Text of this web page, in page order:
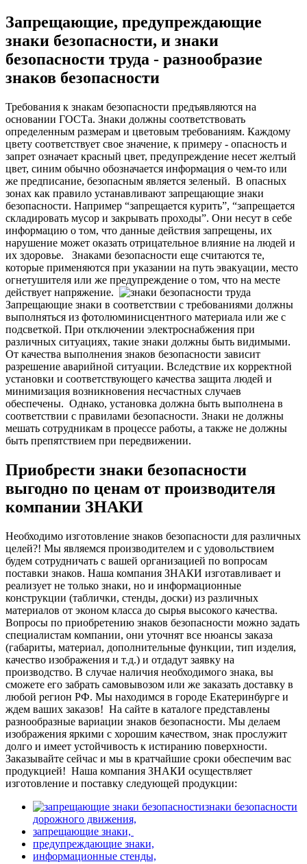
Запрещающие, предупреждающие
знаки безопасности, и знаки
безопасности труда - разнообразие
знаков безопасности
Требования к знакам безопасности предъявляются на
основании ГОСТа. Знаки должны соответствовать
определенным размерам и цветовым требованиям. Каждому
цвету соответствует свое значение, к примеру - опасность и
запрет означает красный цвет, предупреждение несет желтый
цвет, синим обычно обозначается информация о чем-то или
же предписание, безопасным является зеленый. В опасных
зонах как правило устанавливают запрещающие знаки
безопасности. Например “запрещается курить”, “запрещается
складировать мусор и закрывать проходы”. Они несут в себе
информацию о том, что данные действия запрещены, их
нарушение может оказать отрицательное влияние на людей и
их здоровье.
Знаками безопасности еще считаются те,
которые применяются при указании на путь эвакуации, место
огнетушителя или же предупреждение о том, что на месте
действует напряжение.
Запрещающие знаки в соответствии с требованиями должны
выполняться из фотолюминисцентного материала или же с
подсветкой. При отключении электроснабжения при
различных ситуациях, такие знаки должны быть видимыми.
От качества выполнения знаков безопасности зависит
разрешение аварийной ситуации. Вследствие их корректной
установки и соответствующего качества защита людей и
минимизация возникновения несчастных случаев
обеспечены. Однако, установка должна быть выполнена в
соответствии с правилами безопасности. Знаки не должны
мешать сотрудникам в процессе работы, а также не должны
быть препятствием при передвижении.
Приобрести знаки безопасности
выгодно по ценам от производителя
компании ЗНАКИ
Необходимо изготовление знаков безопасности для различных
целей?! Мы являемся производителем и с удовольствием
будем сотрудничать с вашей организацией по вопросам
поставки знаков. Наша компания ЗНАКИ изготавливает и
реализует не только знаки, но и информационные
конструкции (таблички, стенды, доски) из различных
материалов от эконом класса до сырья высокого качества.
Вопросы по приобретению знаков безопасности можно задать
специалистам компании, они уточнят все нюансы заказа
(габариты, материал, дополнительные функции, тип изделия,
качество изображения и т.д.) и отдадут заявку на
производство. В случае наличия необходимого знака, вы
сможете его забрать самовывозом или же заказать доставку в
любой регион РФ. Мы находимся в городе Екатеринбурге и
ждем ваших заказов! На сайте в каталоге представлены
разнообразные вариации знаков безопасности. Мы делаем
изображения яркими с хорошим качеством, знак прослужит
долго и имеет устойчивость к истиранию поверхности.
Заказывайте сейчас и мы в кратчайшие сроки обеспечим вас
продукцией! Наша компания ЗНАКИ осуществляет
изготовление и поставку следующей продукции:
знаки безопасности
дорожного движения,
запрещающие знаки,
предупреждающие знаки,
информационные стенды,